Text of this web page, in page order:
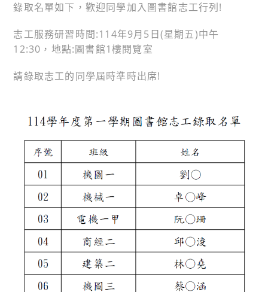
錄取名單如下，歡迎同學加入圖書館志工行列!
志工服務研習時間:114年9月5日(星期五)中午
12:30，地點:圖書館1樓閱覽室
請錄取志工的同學屆時準時出席!